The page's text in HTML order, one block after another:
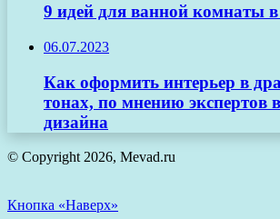
9 идей для ванной комнаты в
06.07.2023
Как оформить интерьер в
тонах, по мнению экспертов
дизайна
© Copyright 2026, Mevad.ru
Кнопка «Наверх»